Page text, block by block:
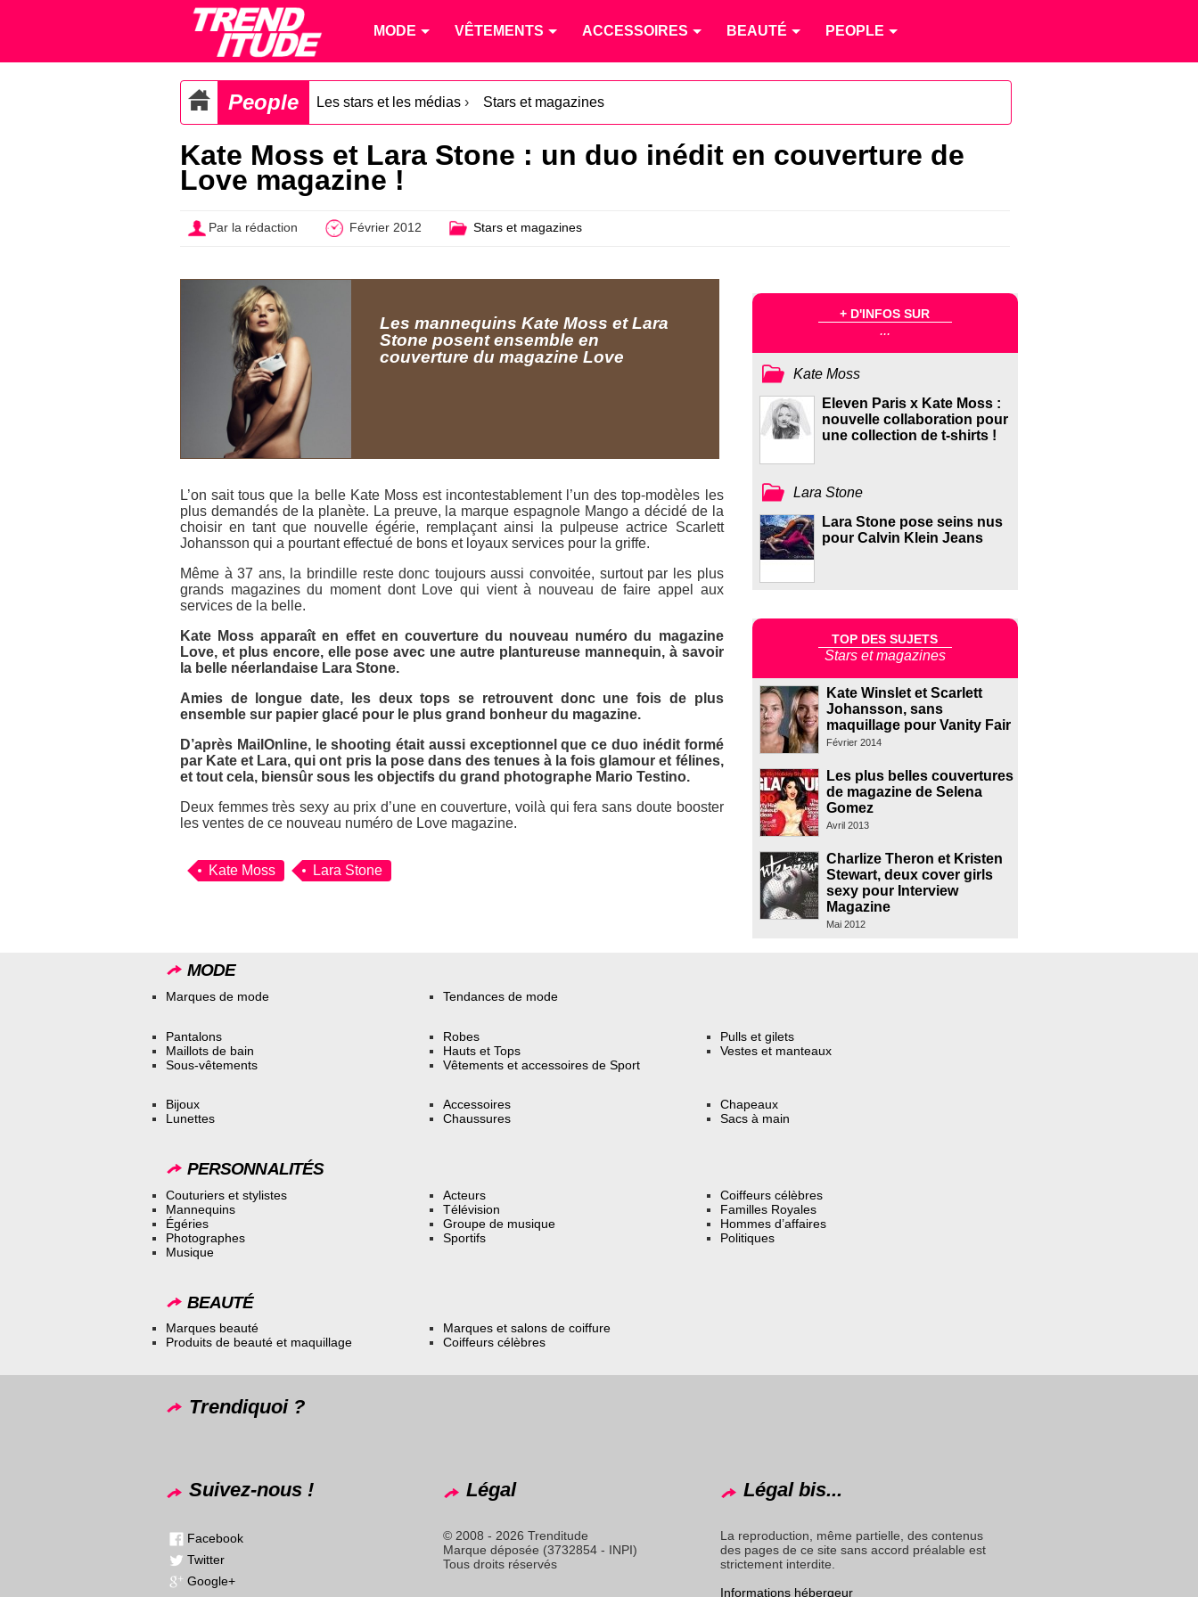
MODE VÊTEMENTS ACCESSOIRES BEAUTÉ PEOPLE
People Les stars et les médias › Stars et magazines
Kate Moss et Lara Stone : un duo inédit en couverture de
Love magazine !
Par la rédaction Février 2012 Stars et magazines
Les mannequins Kate Moss et Lara
Stone posent ensemble en
couverture du magazine Love
L’on sait tous que la belle Kate Moss est incontestablement l’un des top-modèles les
plus demandés de la planète. La preuve, la marque espagnole Mangoa décidé de la
choisir en tant que nouvelle égérie, remplaçant ainsi la pulpeuse actrice Scarlett
Johansson qui a pourtant effectué de bons et loyaux services pour la griffe.
Même à 37 ans, la brindille reste donc toujours aussi convoitée, surtout par les plus
grands magazines du moment dont Love qui vient à nouveau de faire appel aux
services de la belle.
Kate Moss apparaît en effet en couverture du nouveau numéro du magazine
Love, et plus encore, elle pose avec une autre plantureuse mannequin, à savoir
la belle néerlandaise Lara Stone.
Amies de longue date, les deux tops se retrouvent donc une fois de plus
ensemble sur papier glacé pour le plus grand bonheur du magazine.
D’après MailOnline, le shooting était aussi exceptionnel que ce duo inédit formé
par Kate et Lara, qui ont pris la pose dans des tenues à la fois glamour et félines,
et tout cela, biensûr sous les objectifs du grand photographe Mario Testino.
Deux femmes très sexy au prix d’une en couverture, voilà qui fera sans doute booster
les ventes de ce nouveau numéro de Love magazine.
Kate Moss Lara Stone
+ D'INFOS SUR
...
Kate Moss
Eleven Paris x Kate Moss :
nouvelle collaboration pour
une collection de t-shirts !
Lara Stone
Lara Stone pose seins nus
pour Calvin Klein Jeans
TOP DES SUJETS
Stars et magazines
Kate Winslet et Scarlett
Johansson, sans
maquillage pour Vanity Fair
Février 2014
Les plus belles couvertures
de magazine de Selena
Gomez
Avril 2013
Charlize Theron et Kristen
Stewart, deux cover girls
sexy pour Interview
Magazine
Mai 2012
MODE
Marques de mode Tendances de mode
Pantalons
Maillots de bain
Sous-vêtements
Robes
Hauts et Tops
Vêtements et accessoires de Sport
Pulls et gilets
Vestes et manteaux
Bijoux
Lunettes
Accessoires
Chaussures
Chapeaux
Sacs à main
PERSONNALITÉS
Couturiers et stylistes
Mannequins
Égéries
Photographes
Musique
Acteurs
Télévision
Groupe de musique
Sportifs
Coiffeurs célèbres
Familles Royales
Hommes d’affaires
Politiques
BEAUTÉ
Marques beauté
Produits de beauté et maquillage
Marques et salons de coiffure
Coiffeurs célèbres
Trendiquoi ?
Suivez-nous !
Facebook
Twitter
Google+
Légal
© 2008 - 2026 Trenditude
Marque déposée (3732854 - INPI)
Tous droits réservés
Légal bis...
La reproduction, même partielle, des contenus
des pages de ce site sans accord préalable est
strictement interdite.
Informations hébergeur